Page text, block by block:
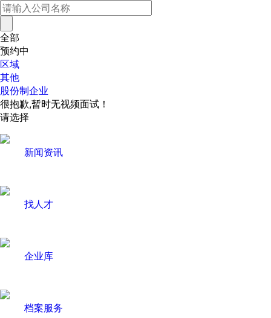
全部
预约中
区域
其他
股份制企业
很抱歉,暂时无视频面试！
请选择
新闻资讯
找人才
企业库
档案服务